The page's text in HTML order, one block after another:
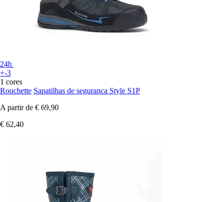
24h
+-3
1 cores
Rouchette Sapatilhas de segurança Style S1P
A partir de € 69,90
€ 62,40